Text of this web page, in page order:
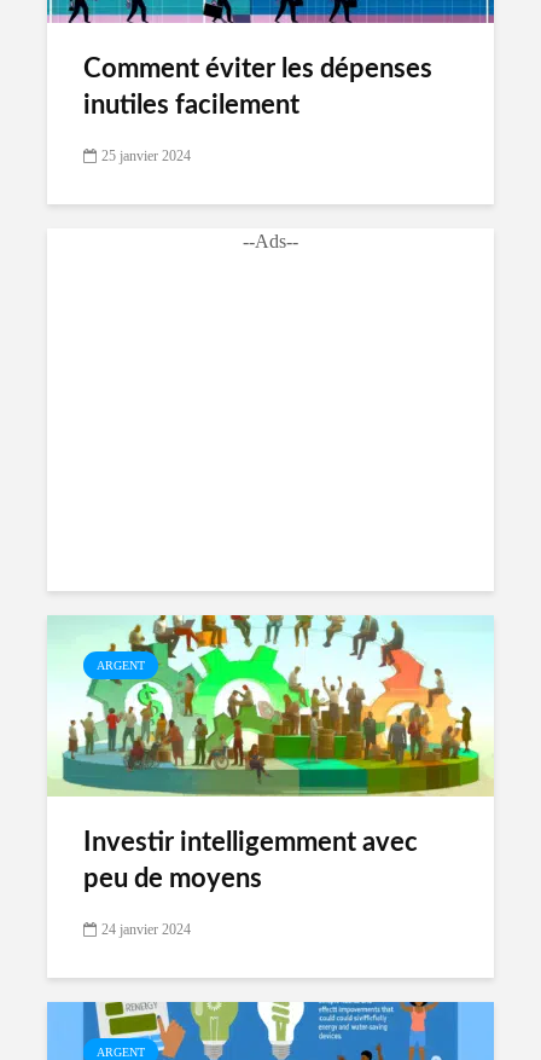
Comment éviter les dépenses
inutiles facilement
25 janvier 2024
--Ads--
ARGENT
Investir intelligemment avec
peu de moyens
24 janvier 2024
ARGENT